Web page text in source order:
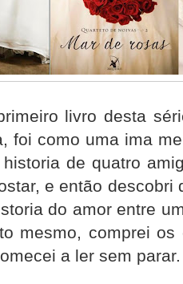
livro desta
foi como uma ima
de quatro
e então descobri
do amor entre
mesmo, comprei
a ler sem parar.